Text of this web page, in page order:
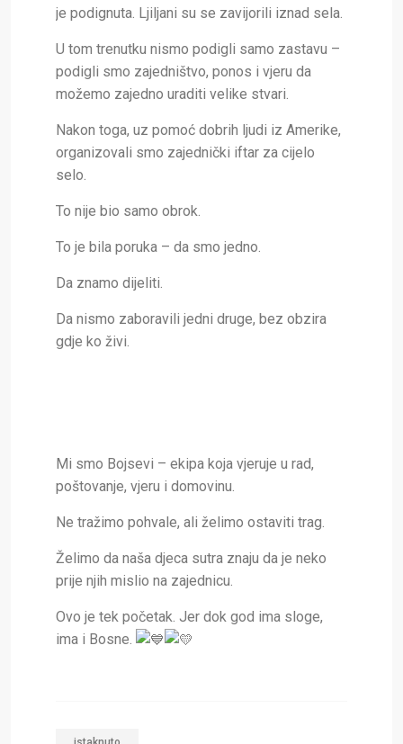
je podignuta. Ljiljani su se zavijorili iznad sela.
U tom trenutku nismo podigli samo zastavu –
podigli smo zajedništvo, ponos i vjeru da
možemo zajedno uraditi velike stvari.
Nakon toga, uz pomoć dobrih ljudi iz Amerike,
organizovali smo zajednički iftar za cijelo
selo.
To nije bio samo obrok.
To je bila poruka – da smo jedno.
Da znamo dijeliti.
Da nismo zaboravili jedni druge, bez obzira
gdje ko živi.
Mi smo Bojsevi – ekipa koja vjeruje u rad,
poštovanje, vjeru i domovinu.
Ne tražimo pohvale, ali želimo ostaviti trag.
Želimo da naša djeca sutra znaju da je neko
prije njih mislio na zajednicu.
Ovo je tek početak. Jer dok god ima sloge,
ima i Bosne.